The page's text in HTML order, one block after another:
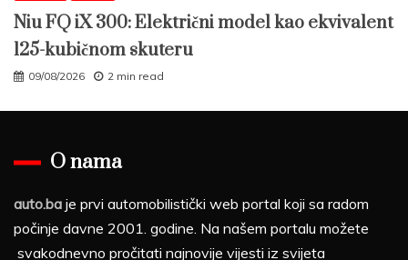
Niu FQ iX 300: Električni model kao ekvivalent
125-kubičnom skuteru
09/08/2026 2 min read
O nama
auto.ba je prvi automobilistički web portal koji sa radom
počinje davne 2001. godine. Na našem portalu možete
svakodnevno pročitati najnovije vijesti iz svijeta